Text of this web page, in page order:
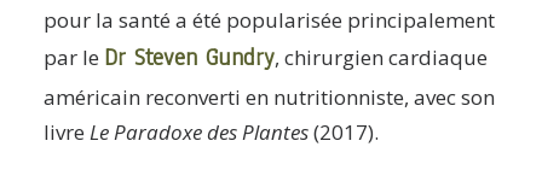
pour la santé a été popularisée principalement
par le Dr Steven Gundry, chirurgien cardiaque
américain reconverti en nutritionniste, avec son
livre Le Paradoxe des Plantes(2017).